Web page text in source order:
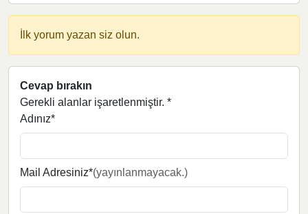
İlk yorum yazan siz olun.
Cevap bırakın
Gerekli alanlar işaretlenmiştir. *
Adınız*
Mail Adresiniz*(yayınlanmayacak.)